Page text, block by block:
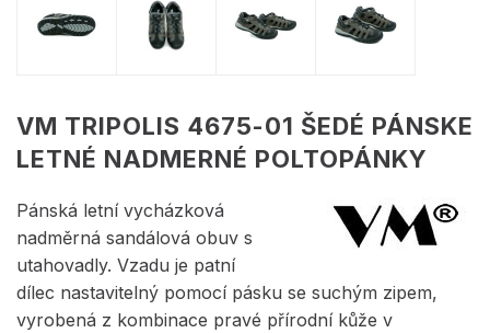
VM TRIPOLIS 4675-01 ŠEDÉ PÁNSKE
LETNÉ NADMERNÉ POLTOPÁNKY
Pánská letní vycházková
nadměrná sandálová obuv s
utahovadly. Vzadu je patní
dílec nastavitelný pomocí pásku se suchým zipem,
vyrobená z kombinace pravé přírodní kůže v